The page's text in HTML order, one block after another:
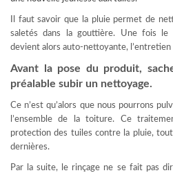
Il faut savoir que la pluie permet de
saletés dans la gouttière. Une fois
devient alors auto-nettoyante,
Avant la pose du produit,
préalable subir un nettoyage.
Ce n’est qu’alors que nous pourrons
l’ensemble de la toiture. Ce
protection des tuiles contre la pluie,
dernières.
Par la suite, le rinçage ne se fait pas